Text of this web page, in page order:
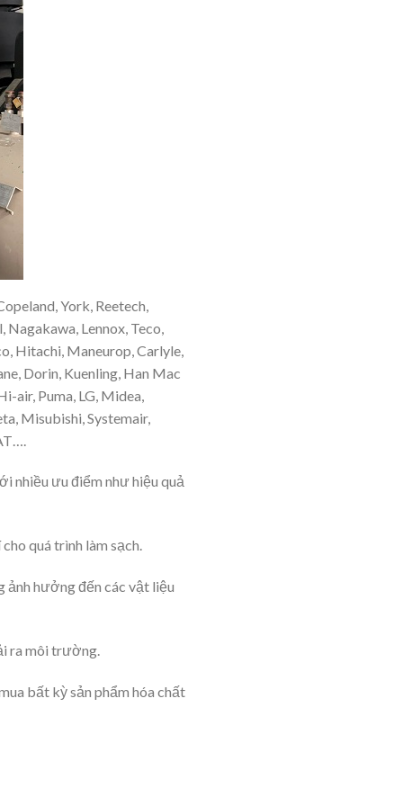
York, Reetech,
Lennox, Teco,
Hitachi, Maneurop, Carlyle,
Dorin, Kuenling, Han Mac
air, Puma, LG, Midea,
Misubishi, Systemair,
nhiều ưu điểm như hiệu quả
quá trình làm sạch.
ảnh hưởng đến các vật liệu
ra môi trường.
bất kỳ sản phẩm hóa chất